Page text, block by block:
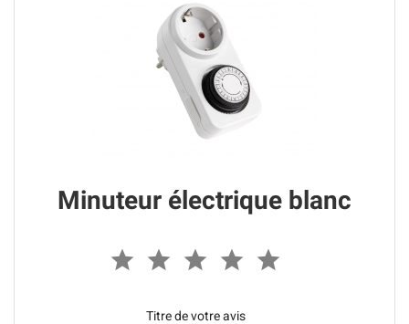
Minuteur électrique blanc
Titre de votre avis